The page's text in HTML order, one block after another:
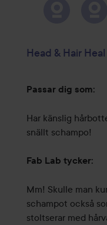
Head & Hair
Passar dig som:
Har känslig
snällt schampo!
Fab Lab tycker:
Mm! Skulle man
schampot också
stoltserar med